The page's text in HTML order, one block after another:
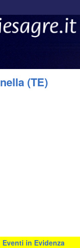
(TE)
Eventi in Evidenza